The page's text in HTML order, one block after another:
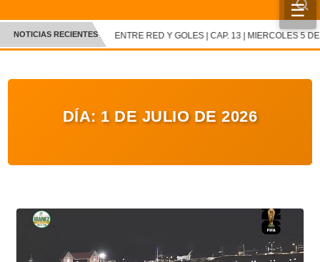
☰
INICIO
CRÓNICA
ENTRETENIMIENTO Y CULTURA
VIDEOS
NOTICIAS RECIENTES ENTRE RED Y GOLES | CAP. 13 | MIERCOLES 5 DE
DÍA: 1 DE JULIO DE 2026